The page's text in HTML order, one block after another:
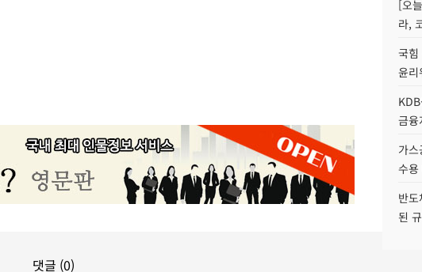
[오
라,
국힘
윤리
금융
가
수
반
된
댓글 (0)